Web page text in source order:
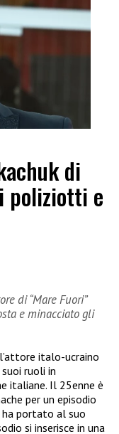
di
poliziotti e
di “Mare Fuori”
e minacciato gli
italo-ucraino
ruoli in
italiane. Il 25enne è
per un episodio
ha portato al suo
si inserisce in una